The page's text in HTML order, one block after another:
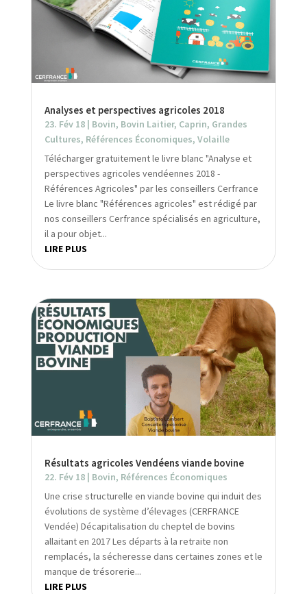
Analyses et perspectives agricoles 2018
23. Fév 18| Bovin, Bovin Laitier, Caprin, Grandes
Cultures, Références Économiques, Volaille
Télécharger gratuitement le livre blanc "Analyse et
perspectives agricoles vendéennes 2018 -
Références Agricoles" par les conseillers Cerfrance
Le livre blanc "Références agricoles" est rédigé par
nos conseillers Cerfrance spécialisés en agriculture,
il a pour objet...
LIRE PLUS
Résultats agricoles Vendéens viande bovine
22. Fév 18| Bovin, Références Économiques
Une crise structurelle en viande bovine qui induit des
évolutions de système d’élevages (CERFRANCE
Vendée) Décapitalisation du cheptel de bovins
allaitant en 2017 Les départs à la retraite non
remplacés, la sécheresse dans certaines zones et le
manque de trésorerie...
LIRE PLUS